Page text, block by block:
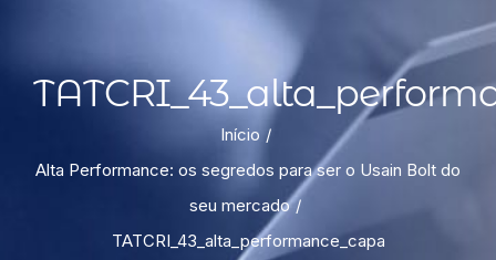
Início
Alta Performance: os segredos para ser o Usain Bolt do
seu mercado
TATCRI_43_alta_performance_capa